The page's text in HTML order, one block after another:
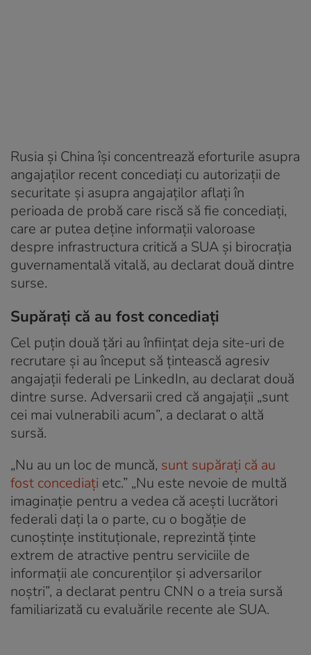
Rusia și China își concentrează eforturile asupra
angajaților recent concediați cu autorizații de
securitate și asupra angajaților aflați în
perioada de probă care riscă să fie concediați,
care ar putea deține informații valoroase
despre infrastructura critică a SUA și birocrația
guvernamentală vitală, au declarat două dintre
surse.
Supărați că au fost concediați
Cel puțin două țări au înființat deja site-uri de
recrutare și au început să țintească agresiv
angajații federali pe LinkedIn, au declarat două
dintre surse. Adversarii cred că angajații „sunt
cei mai vulnerabili acum”, a declarat o altă
sursă.
„Nu au un loc de muncă, sunt supărați că au
fost concediați etc.” „Nu este nevoie de multă
imaginație pentru a vedea că acești lucrători
federali dați la o parte, cu o bogăție de
cunoștințe instituționale, reprezintă ținte
extrem de atractive pentru serviciile de
informații ale concurenților și adversarilor
noștri”, a declarat pentru CNN o a treia sursă
familiarizată cu evaluările recente ale SUA.